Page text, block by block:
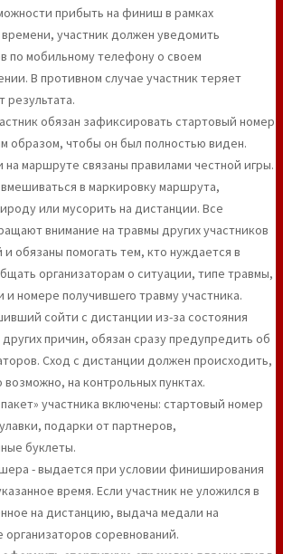
прибыть на финиш в рамках
времени, участник должен уведомить
по мобильному телефону о своем
В противном случае участник теряет
результата.
обязан зафиксировать стартовый номер
образом, чтобы он был полностью виден.
на маршруте связаны правилами честной игры.
в маркировку маршрута,
или мусорить на дистанции. Все
внимание на травмы других участников
обязаны помогать тем, кто нуждается в
организаторам о ситуации, типе травмы,
и номере получившего травму участника.
сойти с дистанции из-за состояния
причин, обязан сразу предупредить об
Сход с дистанции должен происходить,
возможно, на контрольных пунктах.
участника включены: стартовый номер
подарки от партнеров,
буклеты.
- выдается при условии финиширования
время. Если участник не уложился в
на дистанцию, выдача медали на
организаторов соревнований.